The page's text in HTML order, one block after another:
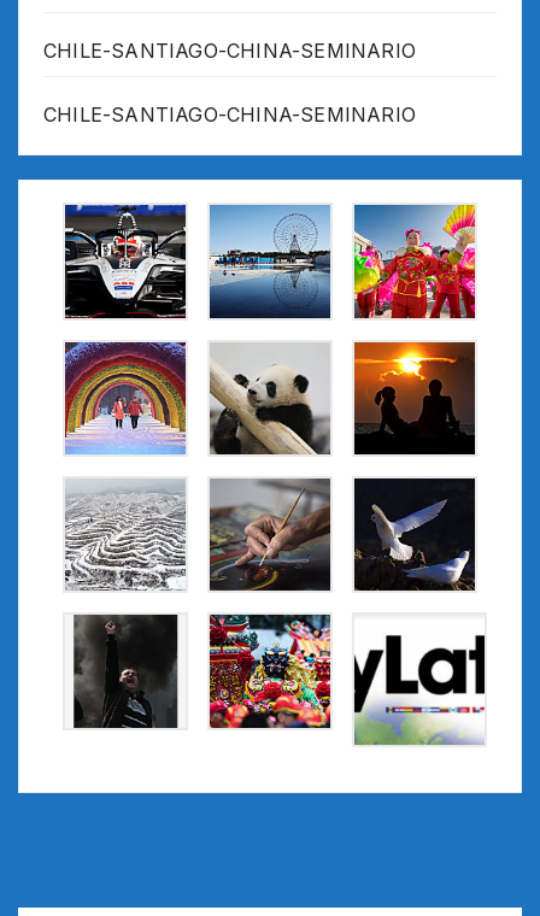
CHILE-SANTIAGO-CHINA-SEMINARIO
CHILE-SANTIAGO-CHINA-SEMINARIO